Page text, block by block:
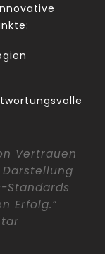
Vertrauen
Standards
Erfolg.”